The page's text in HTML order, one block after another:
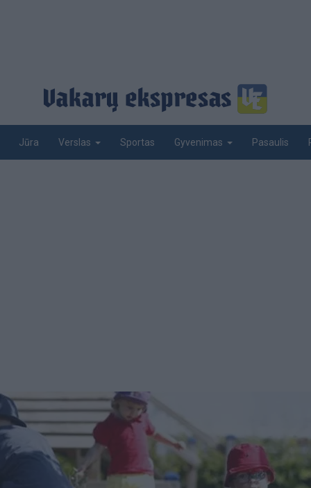
Jūra Verslas Sportas Gyvenimas Pasaulis